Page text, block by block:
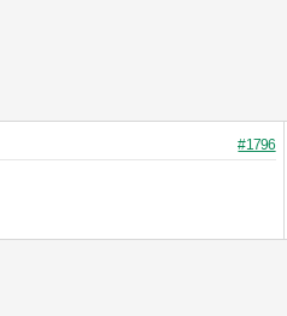
#1796